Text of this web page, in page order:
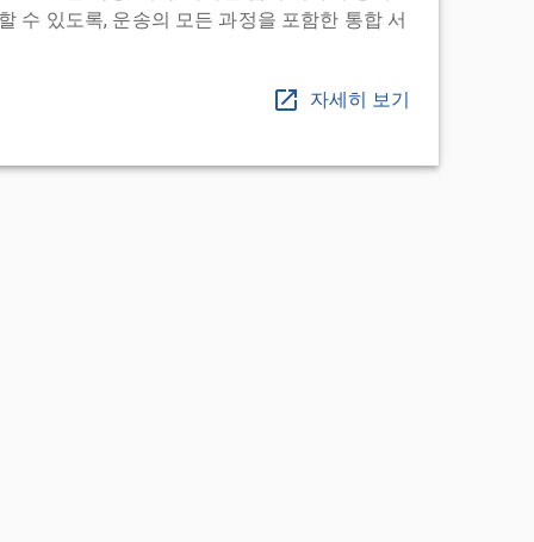
수 있도록, 운송의 모든 과정을 포함한 통합 서
자세히 보기